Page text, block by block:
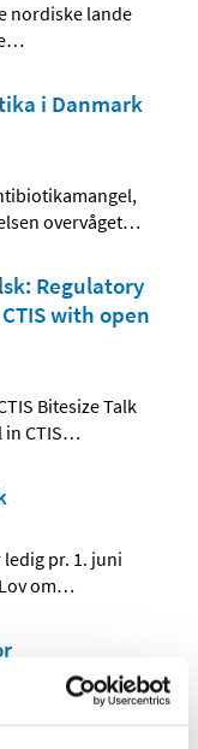
nordiske lande
…
i Danmark
overvåget…
Regulatory
with open
Bitesize Talk
CTIS…
pr. 1. juni
om…
i foråret 2024